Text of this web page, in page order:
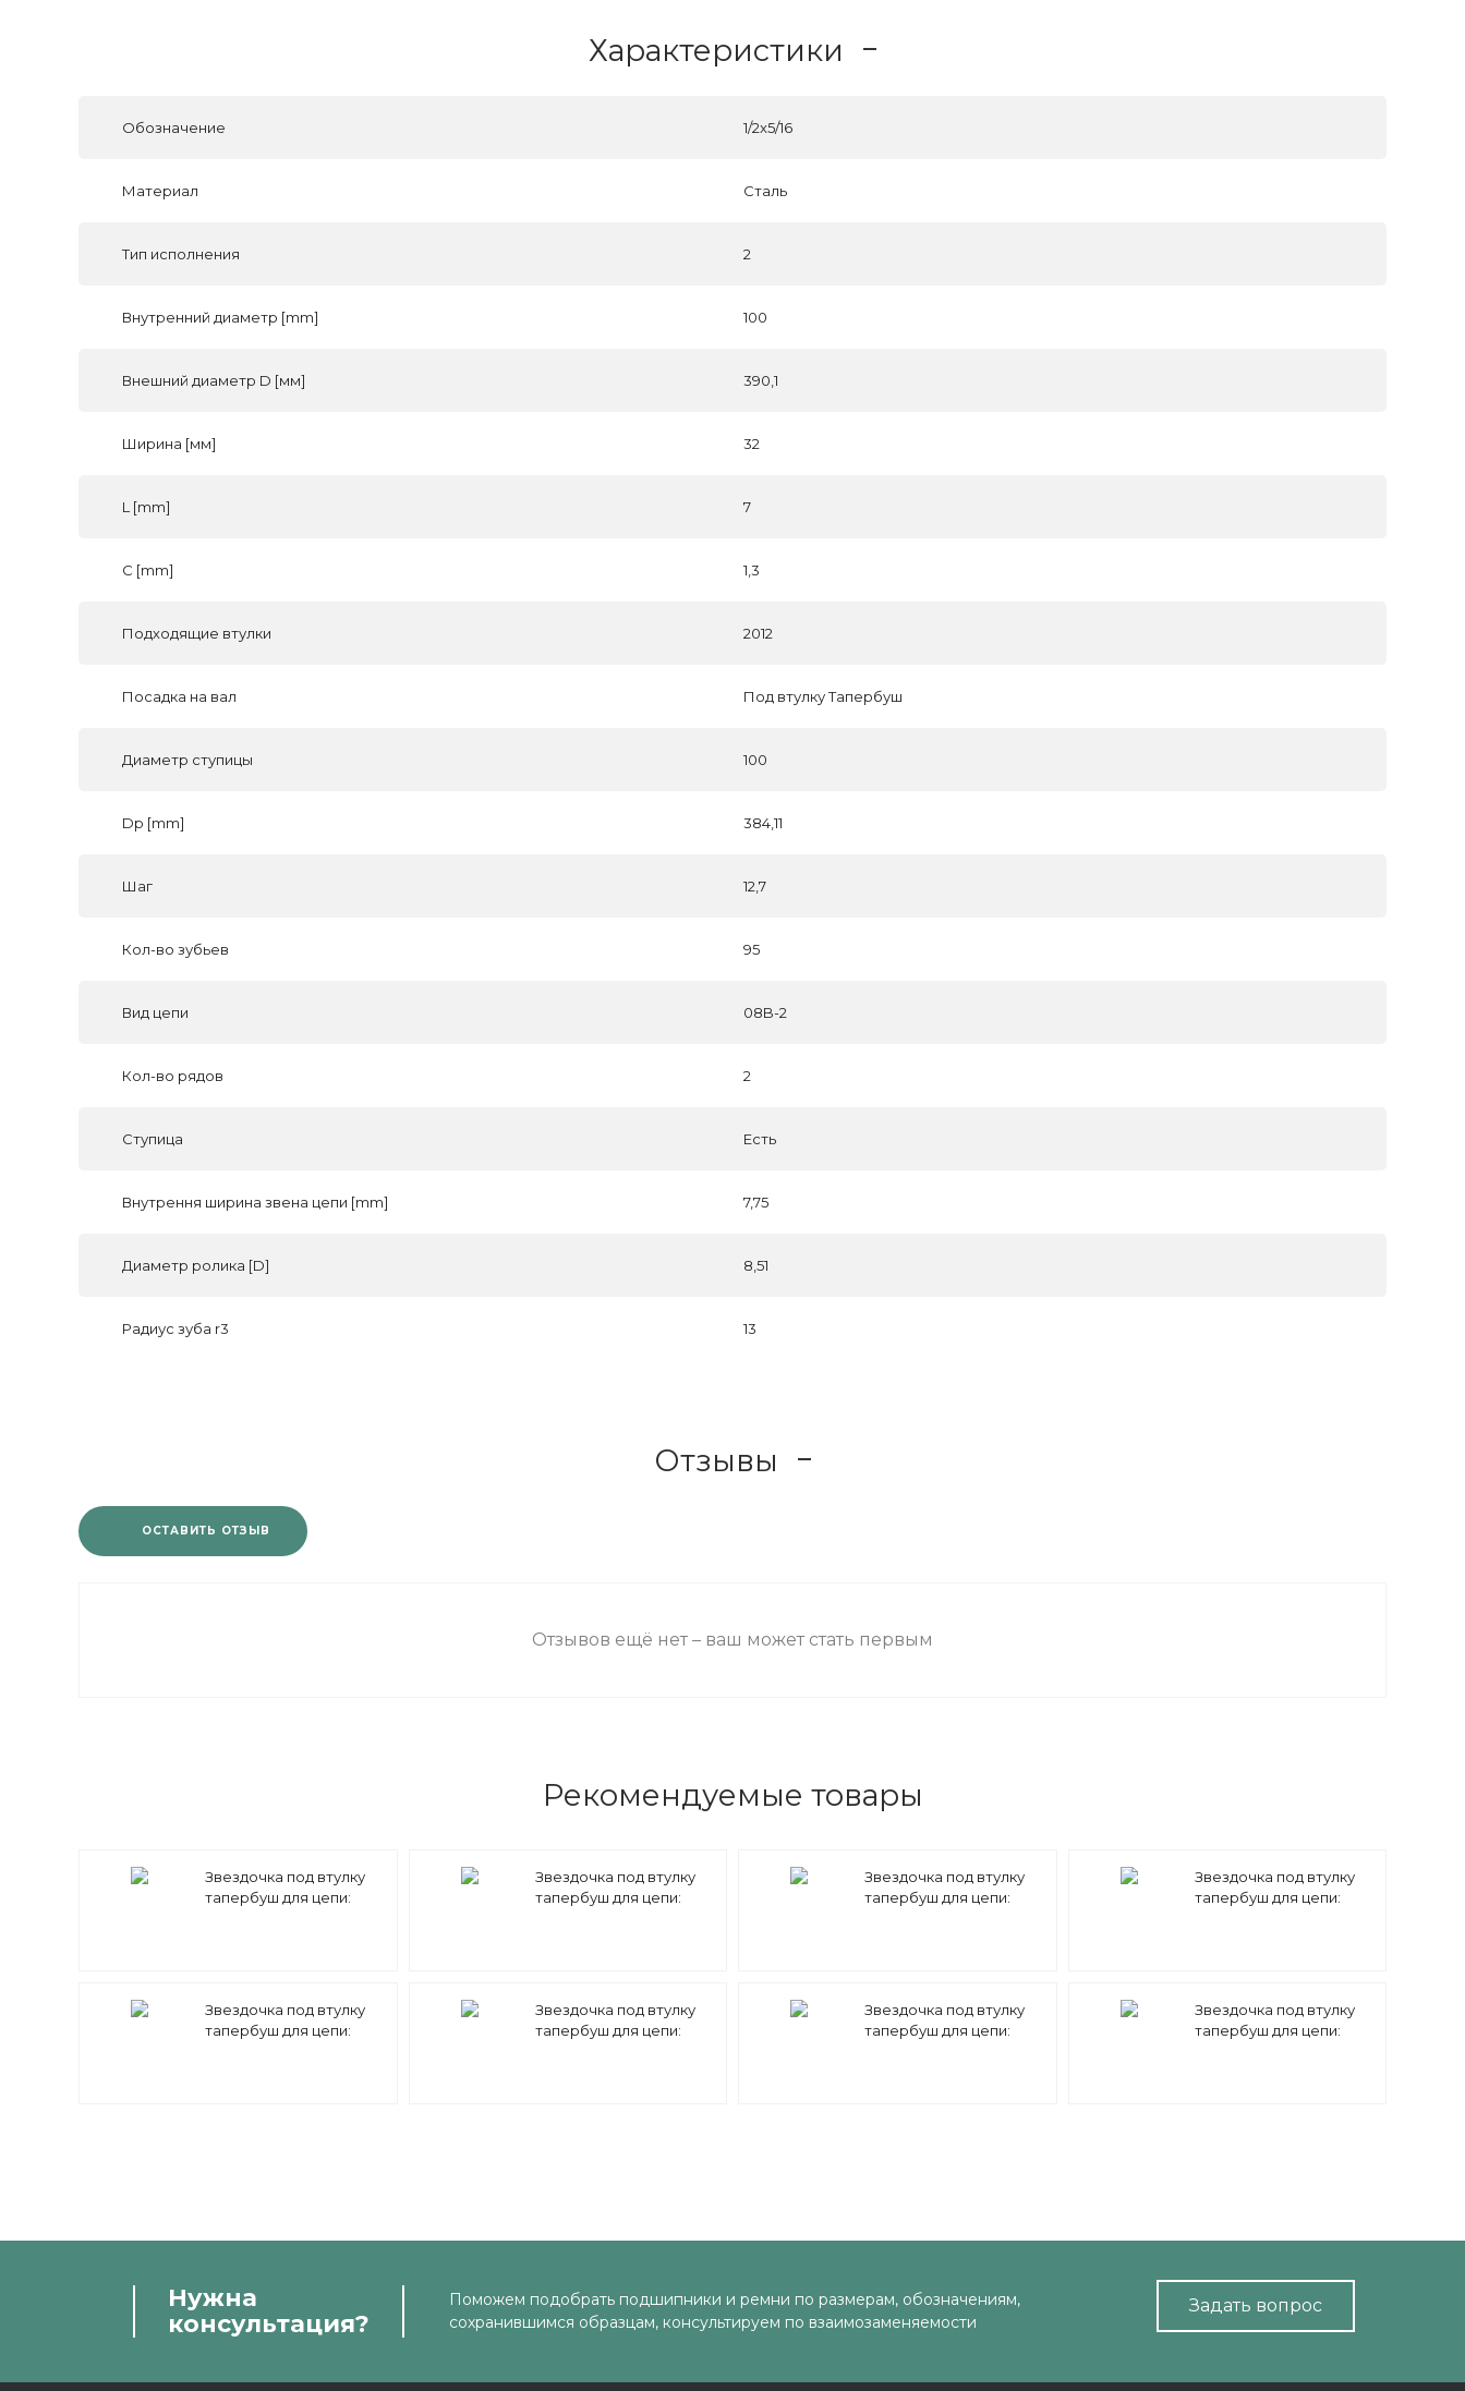
Характеристики
Обозначение 1/2x5/16
Материал Сталь
Тип исполнения 2
Внутренний диаметр [mm] 100
Внешний диаметр D [мм] 390,1
Ширина [мм] 32
L [mm] 7
C [mm] 1,3
Подходящие втулки 2012
Посадка на вал Под втулку Тапербуш
Диаметр ступицы 100
Dp [mm] 384,11
Шаг 12,7
Кол-во зубьев 95
Вид цепи 08B-2
Кол-во рядов 2
Ступица Есть
Внутрення ширина звена цепи [mm] 7,75
Диаметр ролика [D] 8,51
Радиус зуба r3 13
Отзывы
ОСТАВИТЬ ОТЗЫВ
Отзывов ещё нет – ваш может стать первым
Рекомендуемые товары
Звездочка под втулку
тапербуш для цепи:
Звездочка под втулку
тапербуш для цепи:
Звездочка под втулку
тапербуш для цепи:
Звездочка под втулку
тапербуш для цепи:
Звездочка под втулку
тапербуш для цепи:
Звездочка под втулку
тапербуш для цепи:
Звездочка под втулку
тапербуш для цепи:
Звездочка под втулку
тапербуш для цепи:
Нужна
консультация?
Поможем подобрать подшипники и ремни по размерам, обозначениям,
сохранившимся образцам, консультируем по взаимозаменяемости
Задать вопрос